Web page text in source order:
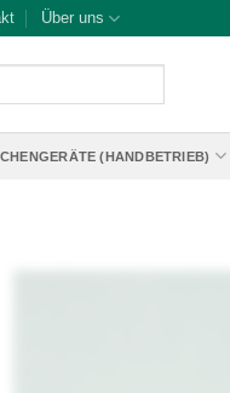
Über uns
(HANDBETRIEB)